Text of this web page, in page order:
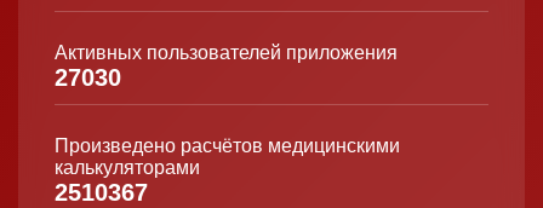
Активных пользователей приложения
27030
Произведено расчётов медицинскими
калькуляторами
2510367